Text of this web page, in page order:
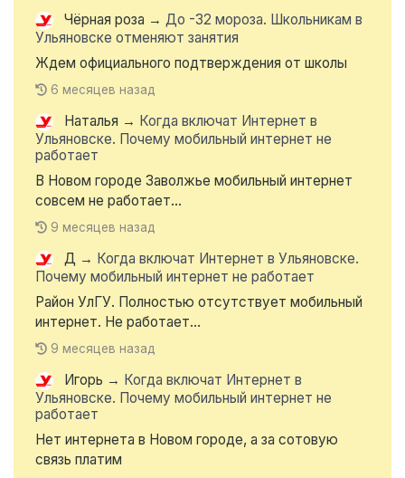
Чёрная роза → До -32 мороза. Школьникам в
Ульяновске отменяют занятия
Ждем официального подтверждения от школы
6 месяцев назад
Наталья → Когда включат Интернет в
Ульяновске. Почему мобильный интернет не
работает
В Новом городе Заволжье мобильный интернет
совсем не работает...
9 месяцев назад
Д → Когда включат Интернет в Ульяновске.
Почему мобильный интернет не работает
Район УлГУ. Полностью отсутствует мобильный
интернет. Не работает...
9 месяцев назад
Игорь → Когда включат Интернет в
Ульяновске. Почему мобильный интернет не
работает
Нет интернета в Новом городе, а за сотовую
связь платим